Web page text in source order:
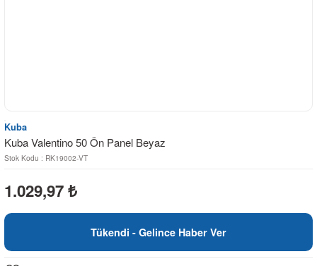
Kuba
Kuba Valentino 50 Ön Panel Beyaz
Stok Kodu : RK19002-VT
1.029,97 ₺
Tükendi - Gelince Haber Ver